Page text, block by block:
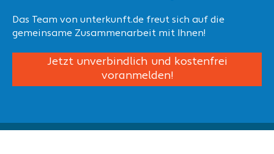
Das Team von unterkunft.de freut sich auf die
gemeinsame Zusammenarbeit mit Ihnen!
Jetzt unverbindlich und kostenfrei
voranmelden!